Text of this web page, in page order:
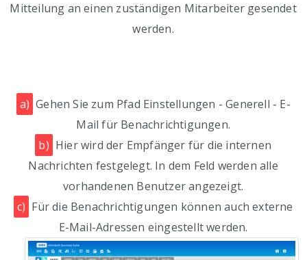
Mitteilung an einen zuständigen Mitarbeiter gesendet
werden.
a) Gehen Sie zum Pfad Einstellungen - Generell - E-
Mail für Benachrichtigungen.
b) Hier wird der Empfänger für die internen
Nachrichten festgelegt. In dem Feld werden alle
vorhandenen Benutzer angezeigt.
c) Für die Benachrichtigungen können auch externe
E-Mail-Adressen eingestellt werden.